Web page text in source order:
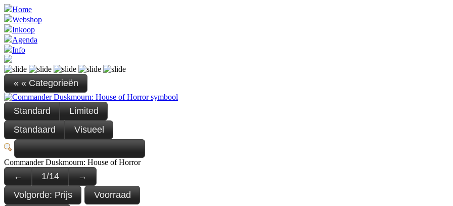
Home
Webshop
Inkoop
Agenda
Info
« « Categorieën
Standard
Limited
Standaard
Visueel
Commander Duskmourn: House of Horror
← 1/14
→
Volgorde: Prijs
Voorraad